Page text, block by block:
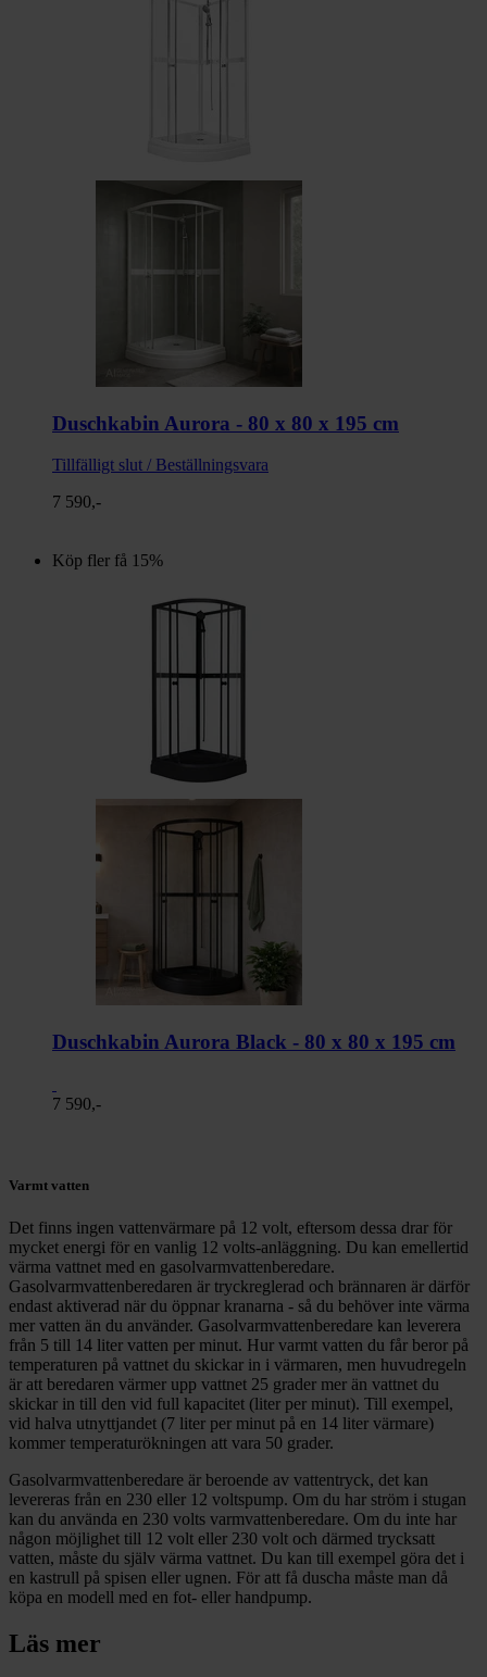
Duschkabin Aurora - 80 x 80 x 195 cm
Tillfälligt slut / Beställningsvara
7 590,-
Köp fler få 15%
Duschkabin Aurora Black - 80 x 80 x 195 cm
7 590,-
Varmt vatten
Det finns ingen vattenvärmare på 12 volt, eftersom dessa drar för
mycket energi för en vanlig 12 volts-anläggning. Du kan emellertid
värma vattnet med en gasolvarmvattenberedare.
Gasolvarmvattenberedaren är tryckreglerad och brännaren är därför
endast aktiverad när du öppnar kranarna - så du behöver inte värma
mer vatten än du använder. Gasolvarmvattenberedare kan leverera
från 5 till 14 liter vatten per minut. Hur varmt vatten du får beror på
temperaturen på vattnet du skickar in i värmaren, men huvudregeln
är att beredaren värmer upp vattnet 25 grader mer än vattnet du
skickar in till den vid full kapacitet (liter per minut). Till exempel,
vid halva utnyttjandet (7 liter per minut på en 14 liter värmare)
kommer temperaturökningen att vara 50 grader.
Gasolvarmvattenberedare är beroende av vattentryck, det kan
levereras från en 230 eller 12 voltspump. Om du har ström i stugan
kan du använda en 230 volts varmvattenberedare. Om du inte har
någon möjlighet till 12 volt eller 230 volt och därmed trycksatt
vatten, måste du själv värma vattnet. Du kan till exempel göra det i
en kastrull på spisen eller ugnen. För att få duscha måste man då
köpa en modell med en fot- eller handpump.
Läs mer